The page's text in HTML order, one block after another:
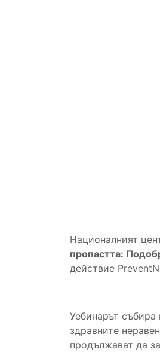
Националният
пропастта:
действие
Уебинарът
здравните
продължават да